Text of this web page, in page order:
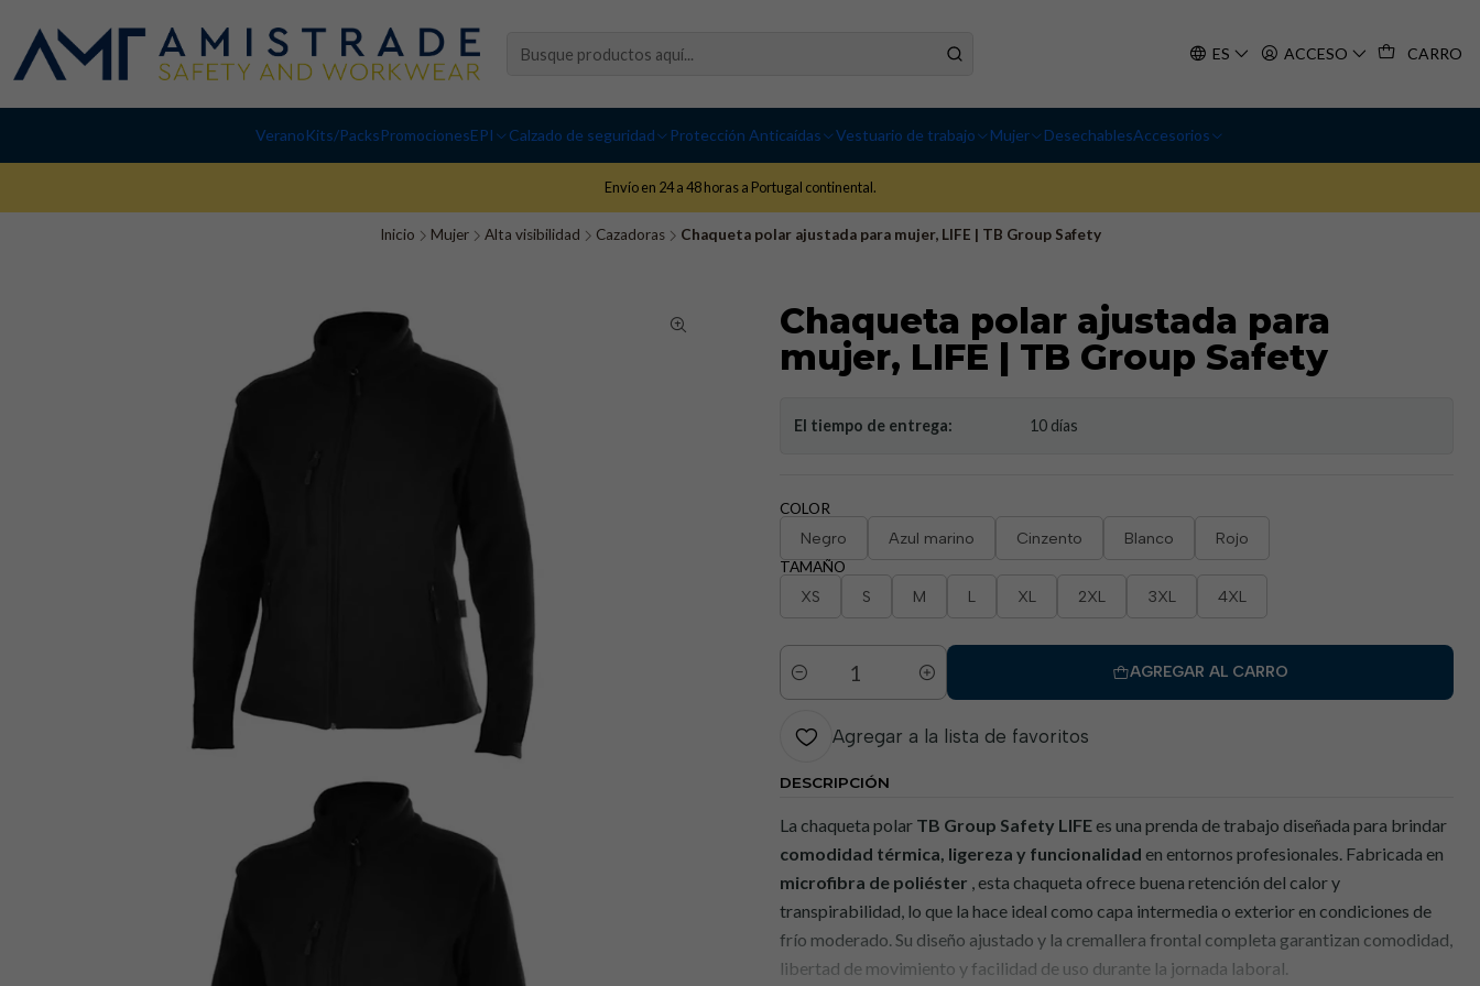
ES ACCESO CARRO
VeranoKits/PacksPromocionesEPI Calzado de seguridad Protección Anticaídas Vestuario de trabajo Mujer DesechablesAccesorios
Envío en 24 a 48 horas a Portugal continental.
Inicio Mujer Alta visibilidad Cazadoras Chaqueta polar ajustada para mujer, LIFE | TB Group Safety
Chaqueta polar ajustada para
mujer, LIFE | TB Group Safety
El tiempo de entrega: 10 días
COLOR
Negro Azul marino Cinzento Blanco Rojo
TAMAÑO
XS S M L XL 2XL 3XL 4XL
Cantidad
AGREGAR AL CARRO
Agregar a la lista de favoritos
DESCRIPCIÓN
La chaqueta polar TB Group Safety LIFEes una prenda de trabajo diseñada para brindar
comodidad térmica, ligereza y funcionalidad en entornos profesionales. Fabricada en
microfibra de poliéster , esta chaqueta ofrece buena retención del calor y
transpirabilidad, lo que la hace ideal como capa intermedia o exterior en condiciones de
frío moderado. Su diseño ajustado y la cremallera frontal completa garantizan comodidad,
libertad de movimiento y facilidad de uso durante la jornada laboral.